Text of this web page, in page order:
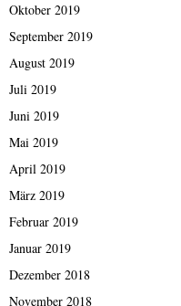
Oktober 2019
September 2019
August 2019
Juli 2019
Juni 2019
Mai 2019
April 2019
März 2019
Februar 2019
Januar 2019
Dezember 2018
November 2018